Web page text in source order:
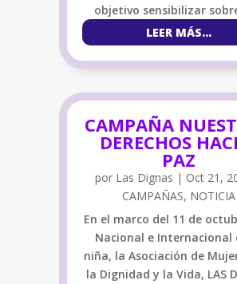
objetivo sensibilizar
LEER MÁS…
CAMPAÑA
DERECHOS
PAZ
por Las Dignas | Oct 21,
CAMPAÑAS, NOTICIA
En el marco del 11 de
Nacional e Internacional
niña, la Asociación de
la Dignidad y la Vida, LAS